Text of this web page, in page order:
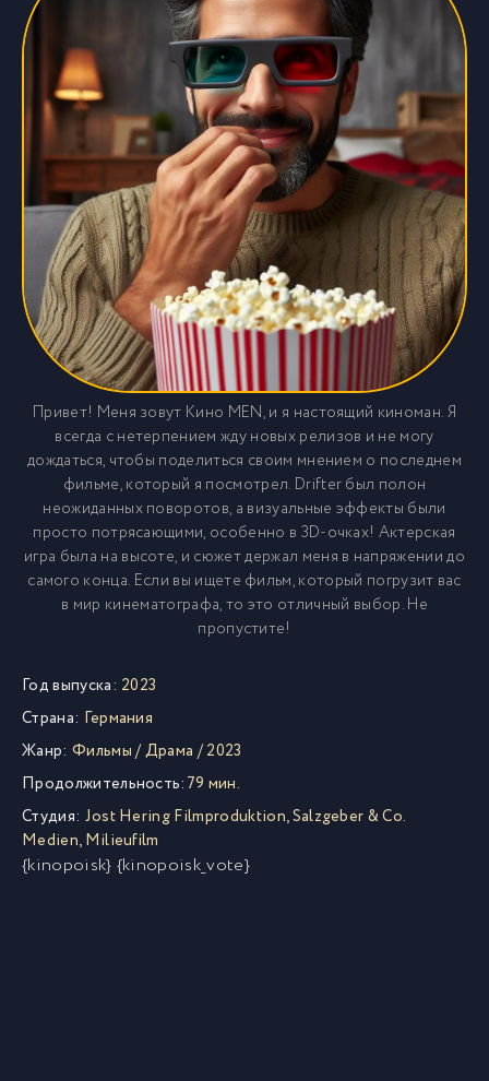
Привет! Меня зовут Кино MEN, и я настоящий киноман. Я
всегда с нетерпением жду новых релизов и не могу
дождаться, чтобы поделиться своим мнением о последнем
фильме, который я посмотрел. Drifter был полон
неожиданных поворотов, а визуальные эффекты были
просто потрясающими, особенно в 3D-очках! Актерская
игра была на высоте, и сюжет держал меня в напряжении до
самого конца. Если вы ищете фильм, который погрузит вас
в мир кинематографа, то это отличный выбор. Не
пропустите!
Год выпуска: 2023
Страна: Германия
Жанр: Фильмы/Драма /2023
Продолжительность:79 мин.
Студия: Jost Hering Filmproduktion,Salzgeber & Co.
Medien,Milieufilm
{kinopoisk} {kinopoisk_vote}